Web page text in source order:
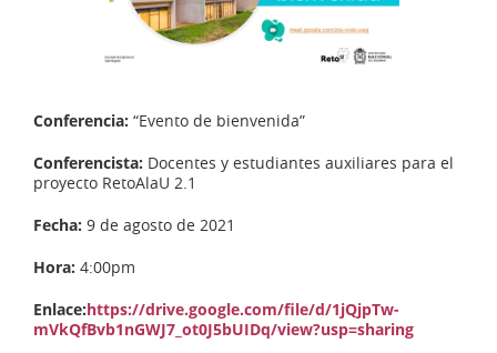
Conferencia: “Evento de bienvenida”
Conferencista: Docentes y estudiantes auxiliares para el
proyecto RetoAlaU 2.1
Fecha: 9 de agosto de 2021
Hora: 4:00pm
Enlace:https://drive.google.com/file/d/1jQjpTw-
mVkQfBvb1nGWJ7_ot0J5bUIDq/view?usp=sharing